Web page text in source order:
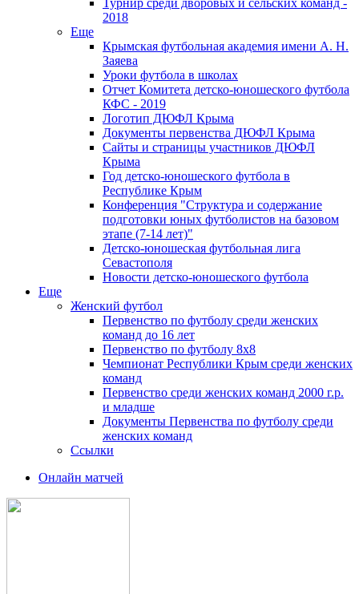
Турнир среди дворовых и сельских команд -
2018
Еще
Крымская футбольная академия имени А. Н.
Заяева
Уроки футбола в школах
Отчет Комитета детско-юношеского футбола
КФС - 2019
Логотип ДЮФЛ Крыма
Документы первенства ДЮФЛ Крыма
Сайты и страницы участников ДЮФЛ
Крыма
Год детско-юношеского футбола в
Республике Крым
Конференция "Структура и содержание
подготовки юных футболистов на базовом
этапе (7-14 лет)"
Детско-юношеская футбольная лига
Севастополя
Новости детско-юношеского футбола
Еще
Женский футбол
Первенство по футболу среди женских
команд до 16 лет
Первенство по футболу 8х8
Чемпионат Республики Крым среди женских
команд
Первенство среди женских команд 2000 г.р.
и младше
Документы Первенства по футболу среди
женских команд
Ссылки
Онлайн матчей